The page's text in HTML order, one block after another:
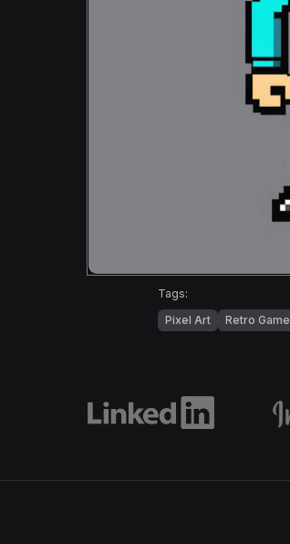
Tags:
Pixel Art
Retro Game